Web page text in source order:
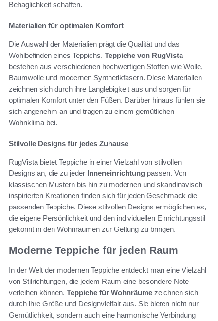
Behaglichkeit schaffen.
Materialien für optimalen Komfort
Die Auswahl der Materialien prägt die Qualität und das
Wohlbefinden eines Teppichs. Teppiche von RugVista
bestehen aus verschiedenen hochwertigen Stoffen wie Wolle,
Baumwolle und modernen Synthetikfasern. Diese Materialien
zeichnen sich durch ihre Langlebigkeit aus und sorgen für
optimalen Komfort unter den Füßen. Darüber hinaus fühlen sie
sich angenehm an und tragen zu einem gemütlichen
Wohnklima bei.
Stilvolle Designs für jedes Zuhause
RugVista bietet Teppiche in einer Vielzahl von stilvollen
Designs an, die zu jeder Inneneinrichtung passen. Von
klassischen Mustern bis hin zu modernen und skandinavisch
inspirierten Kreationen finden sich für jeden Geschmack die
passenden Teppiche. Diese stilvollen Designs ermöglichen es,
die eigene Persönlichkeit und den individuellen Einrichtungsstil
gekonnt in den Wohnräumen zur Geltung zu bringen.
Moderne Teppiche für jeden Raum
In der Welt der modernen Teppiche entdeckt man eine Vielzahl
von Stilrichtungen, die jedem Raum eine besondere Note
verleihen können. Teppiche für Wohnräume zeichnen sich
durch ihre Größe und Designvielfalt aus. Sie bieten nicht nur
Gemütlichkeit, sondern auch eine harmonische Verbindung